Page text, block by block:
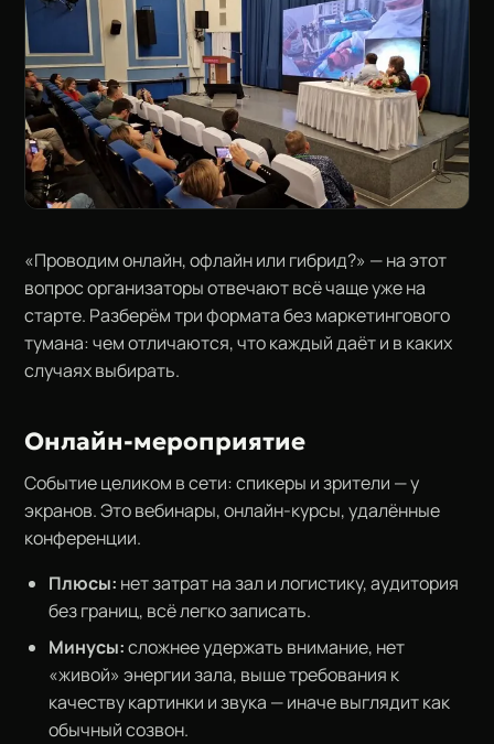
«Проводим онлайн, офлайн или гибрид?» — на этот
вопрос организаторы отвечают всё чаще уже на
старте. Разберём три формата без маркетингового
тумана: чем отличаются, что каждый даёт и в каких
случаях выбирать.
Онлайн-мероприятие
Событие целиком в сети: спикеры и зрители — у
экранов. Это вебинары, онлайн-курсы, удалённые
конференции.
Плюсы: нет затрат на зал и логистику, аудитория
без границ, всё легко записать.
Минусы:сложнее удержать внимание, нет
«живой» энергии зала, выше требования к
качеству картинки и звука — иначе выглядит как
обычный созвон.